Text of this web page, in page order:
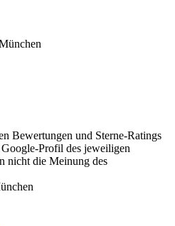
Bewertungen und Sterne-Ratings
Profil des jeweiligen
nicht die Meinung des